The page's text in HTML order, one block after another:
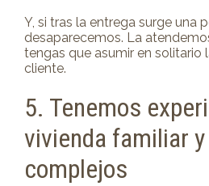
Y, si tras la entrega surge una
desaparecemos. La
tengas que asumir en solitario
cliente.
5. Tenemos
vivienda familiar
complejos